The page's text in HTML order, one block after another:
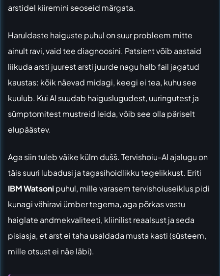
arstidel kiiremini seoseid märgata.
Haruldaste haiguste puhul on suur probleem mitte
ainult ravi, vaid tee diagnoosini. Patsient võib aastaid
liikuda arsti juurest arsti juurde nagu halb fail jagatud
kaustas: kõik näevad midagi, keegi ei tea, kuhu see
kuulub. Kui AI suudab haiguslugudest, uuringutest ja
sümptomitest mustreid leida, võib see olla päriselt
elupäästev.
Aga siin tuleb väike külm dušš. Tervishoiu-AI ajalugu on
täis suuri lubadusi ja tagasihoidlikku tegelikkust. Eriti
IBM Watsoni puhul, mille varasem tervishoiuseiklus pidi
kunagi vähiravi ümber tegema, aga põrkas vastu
haiglate andmekvaliteeti, kliinilist reaalsust ja seda
pisiasja, et arst ei taha usaldada musta kasti (süsteem,
mille otsust ei näe läbi).